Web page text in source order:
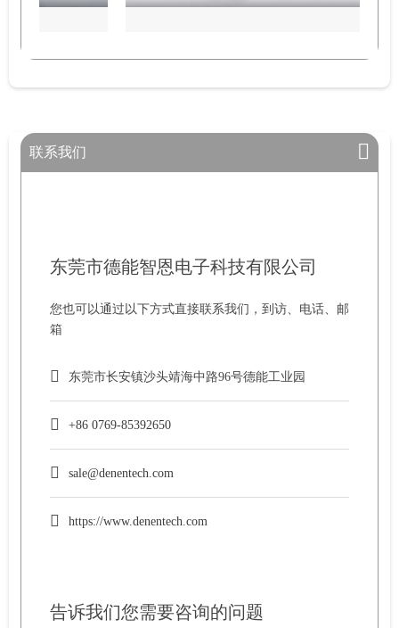
联系我们
告诉我们您需要咨询的问题
东莞市德能智恩电子科技有限公司
您也可以通过以下方式直接联系我们，到访、电话、邮
箱
东莞市长安镇沙头靖海中路96号德能工业园
+86 0769-85392650
sale@denentech.com
https://www.denentech.com